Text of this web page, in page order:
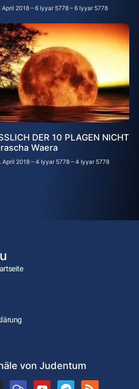
April 2018 – 6 Iyyar 5778 – 6 Iyyar 5778
DER 10 PLAGEN NICHT
Waera
April 2018 – 4 Iyyar 5778 – 4 Iyyar 5778
von Judentum